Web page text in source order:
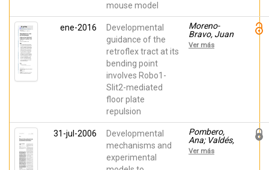
mouse model
Martínez,
Salvador
ene-2016
Developmental
guidance of the
retroflex tract at its
bending point
involves Robo1-
Slit2-mediated
floor plate
repulsion
Moreno-
Bravo, Juan
Antonio;
Martínez-
López-
Bendito,
Guillermina;
Martinez,
Ver más
31-jul-2006
Developmental
mechanisms and
experimental
Pombero,
Ana; Valdés,
L.; Vieira, C.;
Martínez, S.
Ver más